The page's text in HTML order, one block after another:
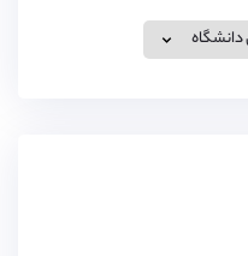
شغلی متنوعی را فراهم